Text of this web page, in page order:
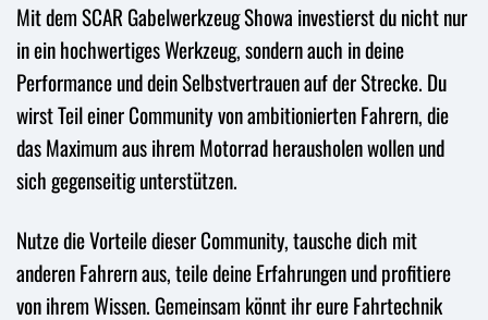
Mit dem SCAR Gabelwerkzeug Showa investierst du nicht nur
in ein hochwertiges Werkzeug, sondern auch in deine
Performance und dein Selbstvertrauen auf der Strecke. Du
wirst Teil einer Community von ambitionierten Fahrern, die
das Maximum aus ihrem Motorrad herausholen wollen und
sich gegenseitig unterstützen.
Nutze die Vorteile dieser Community, tausche dich mit
anderen Fahrern aus, teile deine Erfahrungen und profitiere
von ihrem Wissen. Gemeinsam könnt ihr eure Fahrtechnik